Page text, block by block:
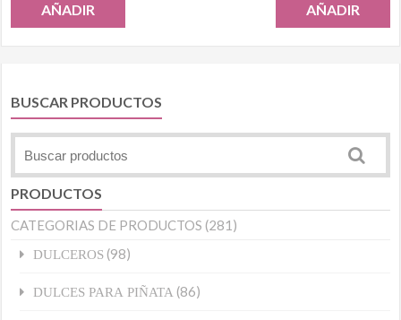
AÑADIR
AÑADIR
BUSCAR PRODUCTOS
PRODUCTOS
CATEGORIAS DE PRODUCTOS (281)
DULCEROS (98)
DULCES PARA PIÑATA (86)